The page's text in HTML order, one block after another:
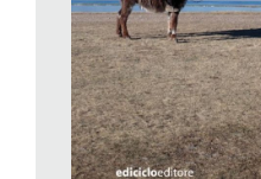
Raymond è andata in crisi
che raccontare una buona
interessante non basta più. A
donne essere fotogeniche
in mostra, meglio se di spalle,
un grande cappello.